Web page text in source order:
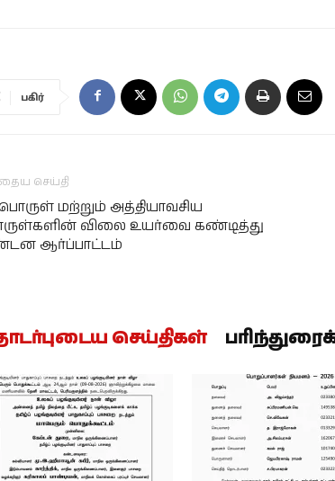
பகிர்
செய்தி
மற்றும் அத்தியாவசிய
விலை உயர்வை கண்டித்து
ஆர்ப்பாட்டம்
செய்திகள்